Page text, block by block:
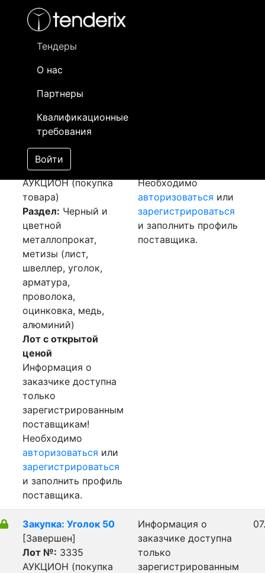
Тендеры
О нас
Партнеры
Квалификационные
требования
Войти
- активный лот
- сохраненный лот (не опубликован)
Закупка: Шина
алюминиевая
[Завершен]
Победитель выбран
Лот №:3336
АУКЦИОН (покупка
товара)
Раздел: Черный и
цветной
металлопрокат,
метизы (лист,
швеллер, уголок,
арматура,
проволока,
оцинковка, медь,
алюминий)
Лот с открытой
ценой
Информация о
заказчике доступна
только
зарегистрированным
поставщикам!
Необходимо
авторизоваться или
зарегистрироваться
и заполнить профиль
поставщика.
Необходимо
авторизоваться или
зарегистрироваться
и заполнить профиль
поставщика.
Закупка: Уголок 50
[Завершен]
Лот №: 3335
АУКЦИОН (покупка
Информация о
заказчике доступна
только
зарегистрированным